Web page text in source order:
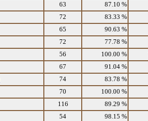
63 87.10 %
72 83.33 %
65 90.63 %
72 77.78 %
56 100.00 %
67 91.04 %
74 83.78 %
70 100.00 %
116 89.29 %
54 98.15 %